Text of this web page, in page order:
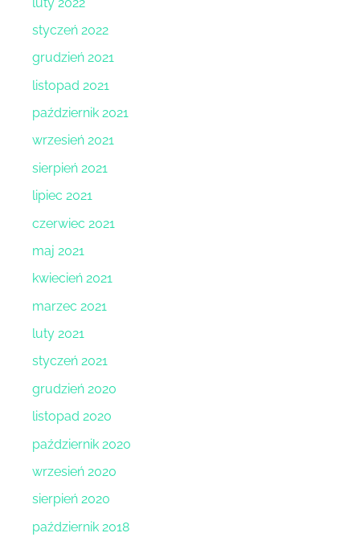
styczeń 2022
grudzień 2021
listopad 2021
październik 2021
wrzesień 2021
sierpień 2021
lipiec 2021
czerwiec 2021
maj 2021
kwiecień 2021
marzec 2021
luty 2021
styczeń 2021
grudzień 2020
listopad 2020
październik 2020
wrzesień 2020
sierpień 2020
październik 2018